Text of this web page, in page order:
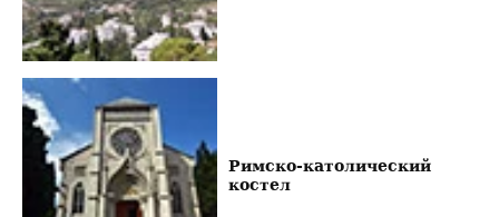
Римско-католический
костел